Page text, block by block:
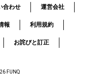
合わせ 運営会社
報 利用規約
お詫びと訂正
FUNQ